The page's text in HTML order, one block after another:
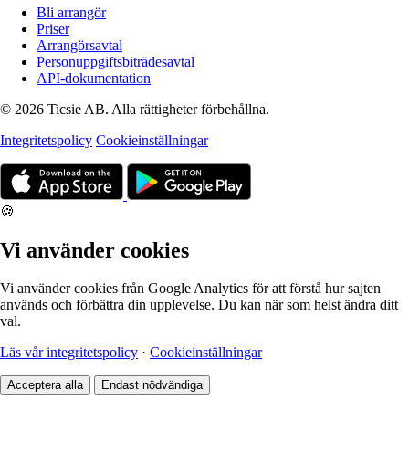
Bli arrangör
Priser
Arrangörsavtal
Personuppgiftsbiträdesavtal
API-dokumentation
© 2026 Ticsie AB. Alla rättigheter förbehållna.
Integritetspolicy Cookieinställningar
🍪
Vi använder cookies
Vi använder cookies från Google Analytics för att förstå hur sajten
används och förbättra din upplevelse. Du kan när som helst ändra ditt
val.
Läs vår integritetspolicy · Cookieinställningar
Acceptera alla Endast nödvändiga